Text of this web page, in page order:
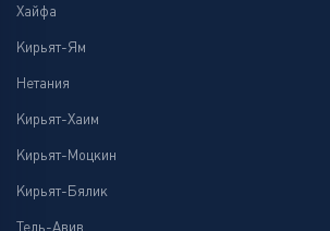
Хайфа
Кирьят-Ям
Нетания
Кирьят-Хаим
Кирьят-Моцкин
Кирьят-Бялик
Тель-Авив